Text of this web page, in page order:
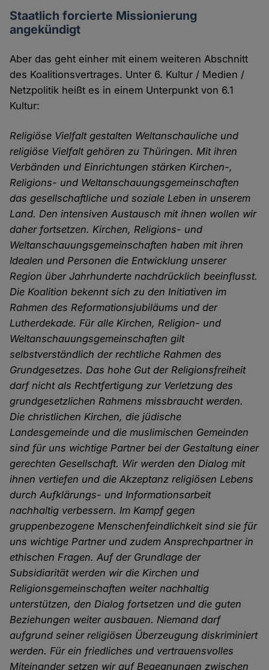
Staatlich forcierte Missionierung
angekündigt
Aber das geht einher mit einem weiteren Abschnitt
des Koalitionsvertrages. Unter 6. Kultur / Medien /
Netzpolitik heißt es in einem Unterpunkt von 6.1
Kultur:
Religiöse Vielfalt gestalten Weltanschauliche und
religiöse Vielfalt gehören zu Thüringen. Mit ihren
Verbänden und Ein­richtungen stärken Kirchen-,
Religions- und Weltanschauungsgemeinschaften
das gesell­schaftliche und soziale Leben in unserem
Land. Den intensiven Austausch mit ihnen wollen wir
daher fortsetzen. Kirchen, Religions- und
Weltanschauungsgemeinschaften haben mit ihren
Idealen und Personen die Entwicklung unserer
Region über Jahrhunderte nachdrücklich be­einflusst.
Die Koalition bekennt sich zu den Initiativen im
Rahmen des Reformationsjubiläums und der
Lutherdekade. Für alle Kirchen, Religion- und
Weltanschauungsgemeinschaften gilt
selbstverständlich der rechtliche Rahmen des
Grundgesetzes. Das hohe Gut der Religionsfreiheit
darf nicht als Rechtfertigung zur Verletzung des
grundgesetzlichen Rahmens missbraucht werden.
Die christlichen Kirchen, die jüdische
Landesgemeinde und die muslimischen Gemeinden
sind für uns wichtige Partner bei der Gestaltung einer
gerechten Gesellschaft. Wir werden den Dia­log mit
ihnen vertiefen und die Akzeptanz religiösen Lebens
durch Aufklärungs- und Informati­onsarbeit
nachhaltig verbessern. Im Kampf gegen
gruppenbezogene Menschenfeindlichkeit sind sie für
uns wichtige Partner und zudem Ansprechpartner in
ethischen Fragen. Auf der Grundlage der
Subsidiarität werden wir die Kirchen und
Religionsgemeinschaften wei­ter nachhaltig
unterstützen, den Dialog fortsetzen und die guten
Beziehungen weiter ausbau­en. Niemand darf
aufgrund seiner religiösen Überzeugung diskriminiert
werden. Für ein friedliches und vertrauensvolles
Miteinander setzen wir auf Begegnungen zwischen